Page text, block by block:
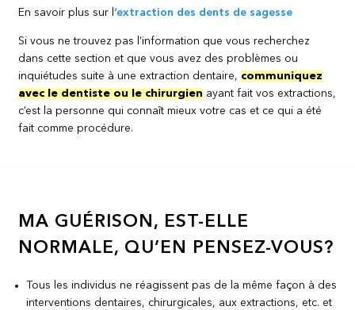
En savoir plus sur l‘extraction des dents de sagesse
Si vous ne trouvez pas l’information que vous recherchez
dans cette section et que vous avez des problèmes ou
inquiétudes suite à une extraction dentaire, communiquez
avec le dentiste ou le chirurgien ayant fait vos extractions,
c’est la personne qui connaît mieux votre cas et ce qui a été
fait comme procédure.
MA GUÉRISON, EST-ELLE
NORMALE, QU’EN PENSEZ-VOUS?
Tous les individus ne réagissent pas de la même façon à des
interventions dentaires, chirurgicales, aux extractions, etc. et